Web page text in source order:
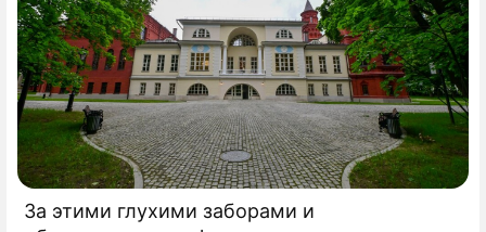
За этими глухими заборами и